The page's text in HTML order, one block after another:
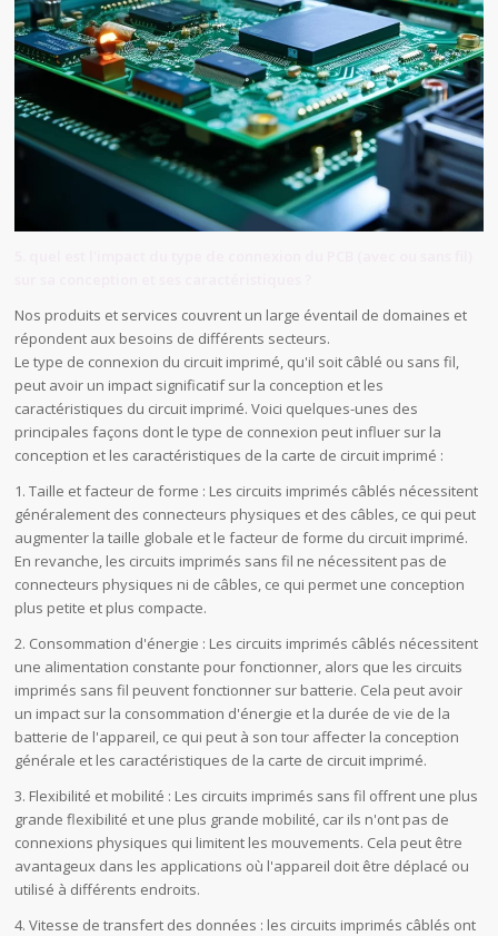
Nos produits et services couvrent un large éventail de domaines et
répondent aux besoins de différents secteurs.
Le type de connexion du circuit imprimé, qu'il soit câblé ou sans fil,
peut avoir un impact significatif sur la conception et les
caractéristiques du circuit imprimé. Voici quelques-unes des
principales façons dont le type de connexion peut influer sur la
conception et les caractéristiques de la carte de circuit imprimé :
1. Taille et facteur de forme : Les circuits imprimés câblés nécessitent
généralement des connecteurs physiques et des câbles, ce qui peut
augmenter la taille globale et le facteur de forme du circuit imprimé.
En revanche, les circuits imprimés sans fil ne nécessitent pas de
connecteurs physiques ni de câbles, ce qui permet une conception
plus petite et plus compacte.
2. Consommation d'énergie : Les circuits imprimés câblés nécessitent
une alimentation constante pour fonctionner, alors que les circuits
imprimés sans fil peuvent fonctionner sur batterie. Cela peut avoir
un impact sur la consommation d'énergie et la durée de vie de la
batterie de l'appareil, ce qui peut à son tour affecter la conception
générale et les caractéristiques de la carte de circuit imprimé.
3. Flexibilité et mobilité : Les circuits imprimés sans fil offrent une plus
grande flexibilité et une plus grande mobilité, car ils n'ont pas de
connexions physiques qui limitent les mouvements. Cela peut être
avantageux dans les applications où l'appareil doit être déplacé ou
utilisé à différents endroits.
4. Vitesse de transfert des données : les circuits imprimés câblés ont